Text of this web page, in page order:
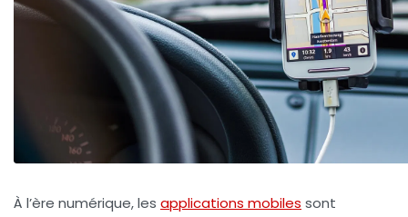
À l’ère numérique, les applications mobiles sont